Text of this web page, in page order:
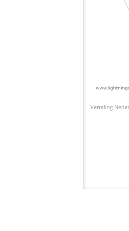
Vertaling